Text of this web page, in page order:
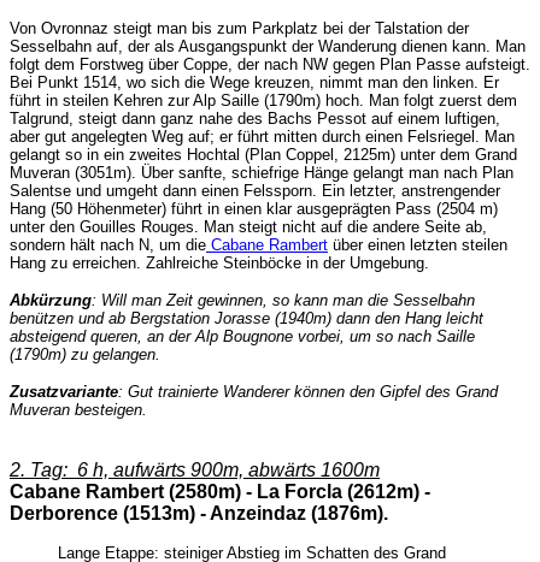
Von Ovronnaz steigt man bis zum Parkplatz bei der Talstation der
Sesselbahn auf, der als Ausgangspunkt der Wanderung dienen kann. Man
folgt dem Forstweg über Coppe, der nach NW gegen Plan Passe aufsteigt.
Bei Punkt 1514, wo sich die Wege kreuzen, nimmt man den linken. Er
führt in steilen Kehren zur Alp Saille (1790m) hoch. Man folgt zuerst dem
Talgrund, steigt dann ganz nahe des Bachs Pessot auf einem luftigen,
aber gut angelegten Weg auf; er führt mitten durch einen Felsriegel. Man
gelangt so in ein zweites Hochtal (Plan Coppel, 2125m) unter dem Grand
Muveran (3051m). Über sanfte, schiefrige Hänge gelangt man nach Plan
Salentse und umgeht dann einen Felssporn. Ein letzter, anstrengender
Hang (50 Höhenmeter) führt in einen klar ausgeprägten Pass (2504 m)
unter den Gouilles Rouges. Man steigt nicht auf die andere Seite ab,
sondern hält nach N, um die Cabane Rambert über einen letzten steilen
Hang zu erreichen. Zahlreiche Steinböcke in der Umgebung.
Abkürzung: Will man Zeit gewinnen, so kann man die Sesselbahn
benützen und ab Bergstation Jorasse (1940m) dann den Hang leicht
absteigend queren, an der Alp Bougnone vorbei, um so nach Saille
(1790m) zu gelangen.
Zusatzvariante: Gut trainierte Wanderer können den Gipfel des Grand
Muveran besteigen.
2. Tag: 6 h, aufwärts 900m, abwärts 1600m
Cabane Rambert (2580m) - La Forcla (2612m) -
Derborence (1513m) - Anzeindaz (1876m).
Lange Etappe: steiniger Abstieg im Schatten des Grand